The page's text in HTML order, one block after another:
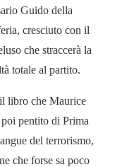
Guido della
cresciuto con il
che straccerà la
totale al partito.
libro che Maurice
pentito di Prima
del terrorismo,
che forse sa poco